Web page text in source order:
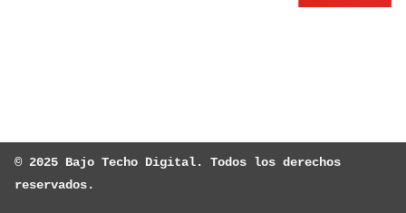
© 2025 Bajo Techo Digital. Todos los derechos
reservados.